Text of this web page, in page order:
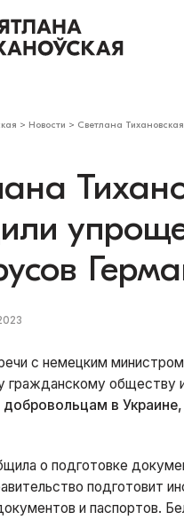
> Новости > Светлана
с немецким
гражданскому
добровольцам в Украине,
о подготовке
подготовит
и паспортов.